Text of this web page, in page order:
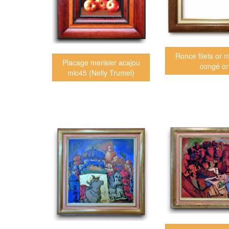
Placage merisier acajou
mlc45 (Nelly Trumel)
Ronce filets or
congé or